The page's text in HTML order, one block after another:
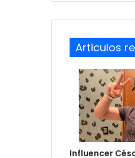
Articulos
Influencer